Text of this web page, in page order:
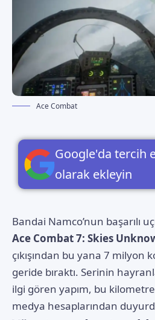
Ace Combat
Google'da tercih
olarak ekleyin
Bandai Namco’nun başarılı
Ace Combat 7: Skies
çıkışından bu yana 7 milyon
geride bıraktı. Serinin
ilgi gören yapım, bu kilometre
medya hesaplarından